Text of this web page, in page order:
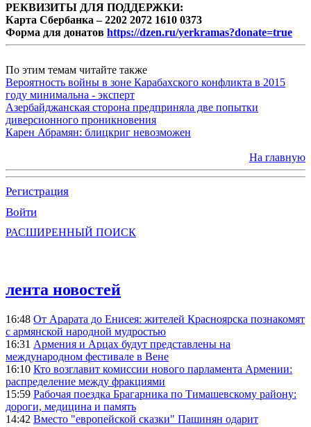
РЕКВИЗИТЫ ДЛЯ ПОДДЕРЖКИ:
Карта Сбербанка – 2202 2072 1610 0373
Форма для донатов https://dzen.ru/yerkramas?donate=true
По этим темам читайте также
Вероятность войны в зоне Карабахского конфликта в 2015
году минимальна - эксперт
Азербайджанская сторона предприняла две попытки
диверсионного проникновения
Карен Абрамян: блицкриг невозможен
На главную
Регистрация
Войти
РАСШИРЕННЫЙ ПОИСК
лента новостей
16:48 От Арарата до Енисея: жителей Красноярска познакомят
с армянской народной мудростью
16:31 Армения и Арцах будут представлены на
международном фестивале в Вене
16:10 Кто возглавит комиссии нового парламента Армении:
распределение между фракциями
15:59 Рабочая поездка Брагарника по Тимашевскому району:
дороги, медицина и память
14:42 Вместо "европейской сказки" Пашинян одарит